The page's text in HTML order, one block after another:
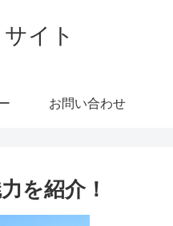
イト
お問い合わせ
を紹介！